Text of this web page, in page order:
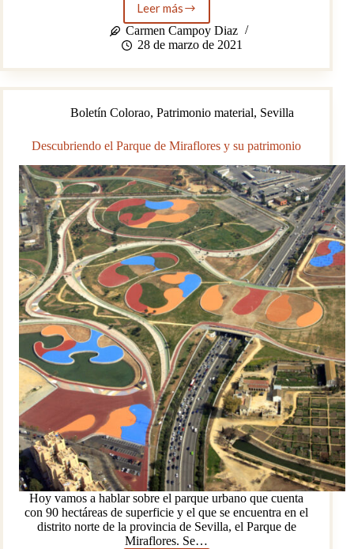
Leer másPrincipales
puntos
de
en
el
Natural
de
y
Picos
de
Aroche
Carmen Campoy Diaz
28 de marzo de 2021
Boletín Colorao,Patrimonio material, Sevilla
Descubriendo el Parque de Miraflores y su patrimonio
Hoy vamos a hablar sobre el parque urbano que cuenta
con 90 hectáreas de superficie y el que se encuentra en el
distrito norte de la provincia de Sevilla, el Parque de
Miraflores. Se…